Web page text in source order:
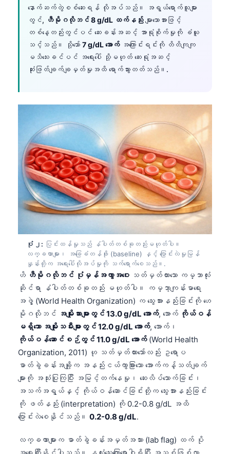
နောက်ဆက်တွဲစစ်ဆေးရန် လိုအပ်သည်။ အရွယ်ရောက်သူများ
တွင်, ဟီမိုဂလိုဘင် 8 g/dL ထက်နည်းများသောအားဖြင့်
တစ်နေ့တည်းတွင်ပင် ဆေးခန်းအဆင့် အာရုံစိုက်မှုကို ခံယူ
သင့်သည်။ သို့သော် 7 g/dL အောက်အကြောင်းရင်းကို တိတိကျကျ
မသိသေးခင်ပင် အရေးပေါ် သို့မဟုတ် ဆေးရုံအဆင့်
ဆုံးဖြတ်ချက်ချမှတ်မှုအထိ ရောက်သွားတတ်သည်။.
ပုံ ၂: ပြင်းထန်မှုသည် နံပါတ်တစ်ခုတည်းမဟုတ်ပါ။
လက္ခဏာများ၊ အခြေခံတန်ဖိုး (baseline) နှင့် ပြောင်းလဲမှုမြန်
နှုန်းတို့က အရေးပေါ်လိုအပ်မှုကို သက်ရောက်စေသည်။.
ဟိ ဟီမိုဂလိုဘင် ပုံမှန်အကွာအဝေး သတ်မှတ်ထားသော ကမ္ဘာလုံး
ဆိုင်ရာ နံပါတ်တစ်ခုတည်း မဟုတ်ပါ။ ကမ္ဘာ့ကျန်းမာရေး
အဖွဲ့ (World Health Organization) က သွေးအားနည်းခြင်းကို ဟေ
မိုဂလိုဘင် အမျိုးသားများတွင် 13.0 g/dL အောက်, အောက် ကိုယ်ဝန်
မရှိသော အမျိုးသမီးများတွင် 12.0 g/dL အောက်, အောက်၊
ကိုယ်ဝန်ဆောင်စဉ်တွင် 11.0 g/dL အောက်(World Health
Organization, 2011) ဟု သတ်မှတ်ထားသော်လည်း ဥရောပ
ဓာတ်ခွဲခန်းအချို့က အနည်းငယ်ကွာခြားသော အောက်ကန့်သတ်ချက်
များကို အသုံးပြုကြပြီး အမြင့်တက်နေမှု၊ ဆေးလိပ်သောက်ခြင်း၊
အသက်အရွယ်နှင့် ကိုယ်ဝန်ဆောင်ခြင်းတို့က သွေးအားနည်းခြင်း
ကို ဖတ်နည်း (interpretation) ကို 0.2-0.8 g/dL အထိ
ပြောင်းလဲစေနိုင်သည်။ 0.2-0.8 g/dL.
လက္ခဏာများက ဓာတ်ခွဲခန်းအမှတ်အသား (lab flag) ထက် ပို